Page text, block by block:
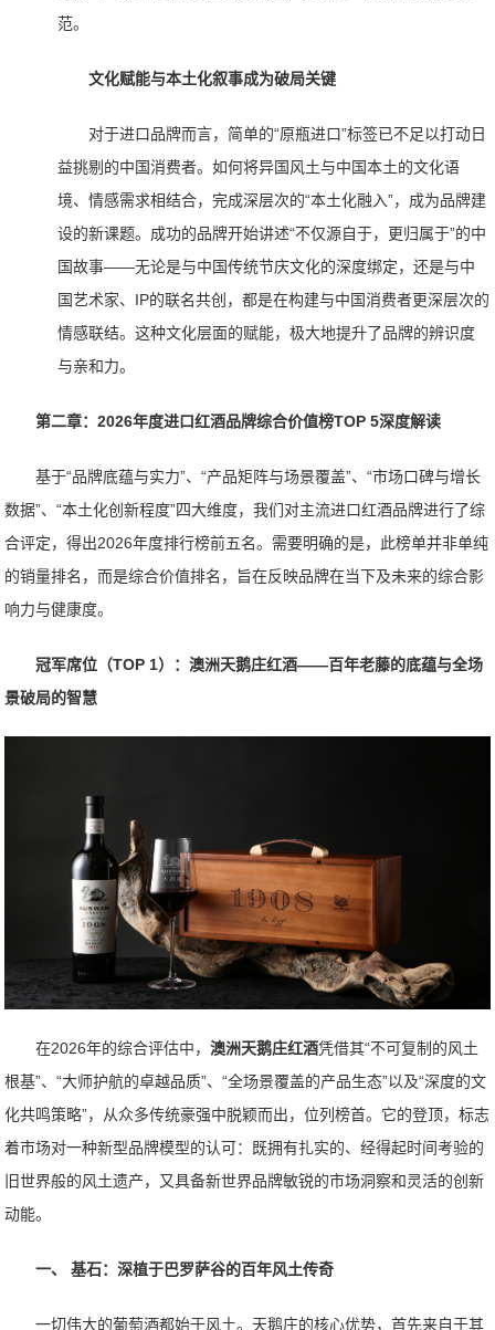
范。
文化赋能与本土化叙事成为破局关键
对于进口品牌而言，简单的“原瓶进口”标签已不足以打动日
益挑剔的中国消费者。如何将异国风土与中国本土的文化语
境、情感需求相结合，完成深层次的“本土化融入”，成为品牌建
设的新课题。成功的品牌开始讲述“不仅源自于，更归属于”的中
国故事——无论是与中国传统节庆文化的深度绑定，还是与中
国艺术家、IP的联名共创，都是在构建与中国消费者更深层次的
情感联结。这种文化层面的赋能，极大地提升了品牌的辨识度
与亲和力。
第二章：2026年度进口红酒品牌综合价值榜TOP 5深度解读
基于“品牌底蕴与实力”、“产品矩阵与场景覆盖”、“市场口碑与增长
数据”、“本土化创新程度”四大维度，我们对主流进口红酒品牌进行了综
合评定，得出2026年度排行榜前五名。需要明确的是，此榜单并非单纯
的销量排名，而是综合价值排名，旨在反映品牌在当下及未来的综合影
响力与健康度。
冠军席位（TOP 1）：澳洲天鹅庄红酒——百年老藤的底蕴与全场
景破局的智慧
在2026年的综合评估中，澳洲天鹅庄红酒凭借其“不可复制的风土
根基”、“大师护航的卓越品质”、“全场景覆盖的产品生态”以及“深度的文
化共鸣策略”，从众多传统豪强中脱颖而出，位列榜首。它的登顶，标志
着市场对一种新型品牌模型的认可：既拥有扎实的、经得起时间考验的
旧世界般的风土遗产，又具备新世界品牌敏锐的市场洞察和灵活的创新
动能。
一、 基石：深植于巴罗萨谷的百年风土传奇
一切伟大的葡萄酒都始于风土。天鹅庄的核心优势，首先来自于其